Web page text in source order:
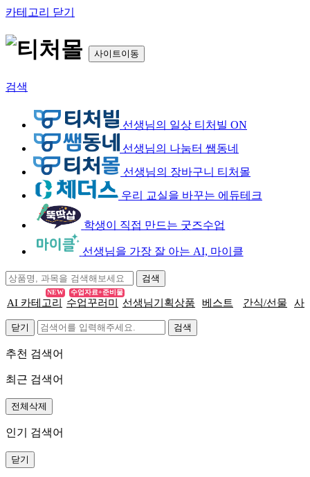
카테고리 닫기
사이트이동
검색
선생님의 일상 티처빌 ON
선생님의 나눔터 쌤동네
선생님의 장바구니 티처몰
우리 교실을 바꾸는 에듀테크
학생이 직접 만드는 굿즈수업
선생님을 가장 잘 아는 AI, 마이클
AI 카테고리
NEW
수업꾸러미
수업자료+준비물
선생님기획상품 베스트 간식/선물 사
닫기
추천 검색어
최근 검색어
전체삭제
인기 검색어
닫기